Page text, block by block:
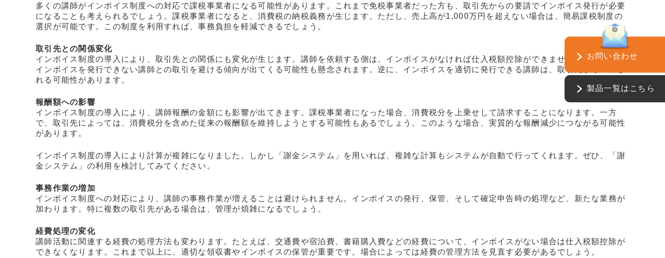
多くの講師がインボイス制度への対応で課税事業者になる可能性があります。これまで免税事業者だった方も、取引先からの要請でインボイス発行が必要
になることも考えられるでしょう。課税事業者になると、消費税の納税義務が生じます。ただし、売上高が1,000万円を超えない場合は、簡易課税制度の
選択が可能です。この制度を利用すれば、事務負担を軽減できるでしょう。
取引先との関係変化
インボイス制度の導入により、取引先との関係にも変化が生じます。講師を依頼する側は、インボイスがなければ仕入税額控除ができません。そのため、
インボイスを発行できない講師との取引を避ける傾向が出てくる可能性も懸念されます。逆に、インボイスを適切に発行できる講師は、取引先から重宝さ
れる可能性があります。
報酬額への影響
インボイス制度の導入により、講師報酬の金額にも影響が出てきます。課税事業者になった場合、消費税分を上乗せして請求することになります。一方
で、取引先によっては、消費税分を含めた従来の報酬額を維持しようとする可能性もあるでしょう。このような場合、実質的な報酬減少につながる可能性
があります。
インボイス制度の導入により計算が複雑になりました。しかし「謝金システム」を用いれば、複雑な計算もシステムが自動で行ってくれます。ぜひ、「謝
金システム」の利用を検討してみてください。
事務作業の増加
インボイス制度への対応により、講師の事務作業が増えることは避けられません。インボイスの発行、保管、そして確定申告時の処理など、新たな業務が
加わります。特に複数の取引先がある場合は、管理が煩雑になるでしょう。
経費処理の変化
講師活動に関連する経費の処理方法も変わります。たとえば、交通費や宿泊費、書籍購入費などの経費について、インボイスがない場合は仕入税額控除が
できなくなります。これまで以上に、適切な領収書やインボイスの保管が重要です。場合によっては経費の管理方法を見直す必要があるでしょう。
お問い合わせ
製品一覧はこちら